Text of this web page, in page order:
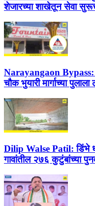
शेजारच्या शाखेतून सेवा
Narayangaon Bypass:
चौक भुयारी मार्गाच्या
Dilip Walse Patil: डिंभे
गावांतील २७६ कुटुंबांच्या